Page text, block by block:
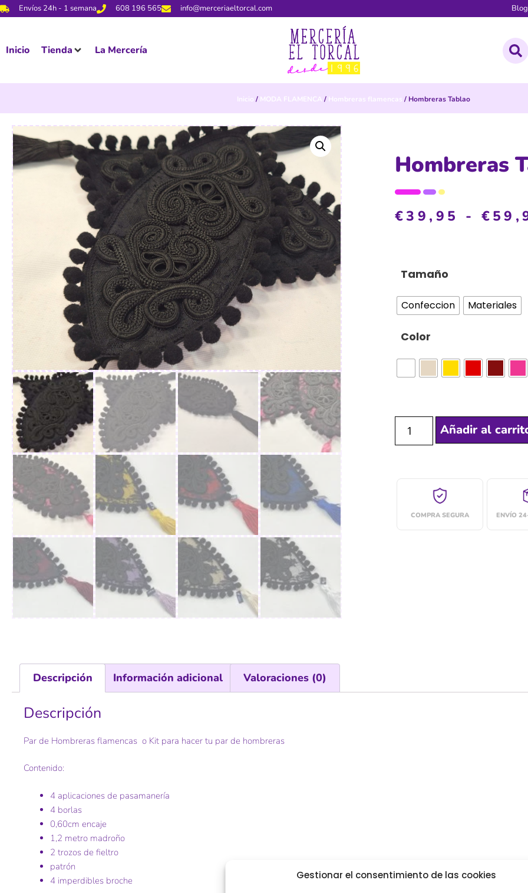
Gestionar el consentimiento de las cookies
Envíos 24h - 1 semana 608 196 565 info@merceriaeltorcal.com Blog
Inicio Tienda La Mercería
Inicio / MODA FLAMENCA / Hombreras flamencas / Hombreras Tablao
Hombreras
€39,95 - €
Tamaño
Confeccion Materiales
Color
Añadir al
COMPRA SEGURA ENVÍO
Descripción Información adicional Valoraciones (0)
Descripción
Par de Hombreras flamencas o Kit para hacer tu par de hombreras
Contenido:
4 aplicaciones de pasamanería
4 borlas
0,60cm encaje
1,2 metro madroño
2 trozos de fieltro
patrón
4 imperdibles broche